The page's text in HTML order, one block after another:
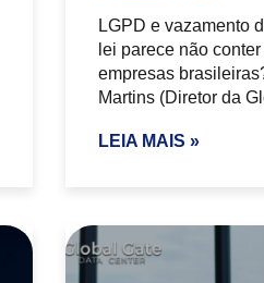
LGPD e vazamento
lei parece não
empresas
Martins (Diretor da
LEIA MAIS »